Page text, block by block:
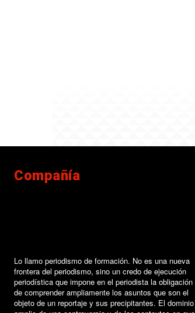
Compañía
Lo llamo periodismo de formación. No es una nueva
frontera del periodismo, sino un credo de ejecución
periodística que impone en el periodista la obligación
de comprender ampliamente los asuntos que son el
objeto de un reportaje y sus precipitantes. El dominio